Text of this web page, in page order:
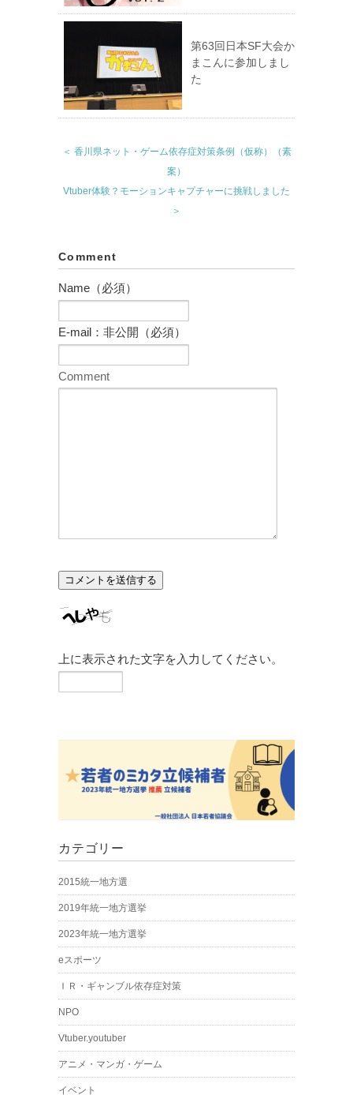
第63回日本SF大会か
まこんに参加しまし
た
＜ 香川県ネット・ゲーム依存症対策条例（仮称）（素
案）
Vtuber体験？モーションキャプチャーに挑戦しました
＞
Comment
Name（必須）
E-mail：非公開（必須）
Comment
上に表示された文字を入力してください。
カテゴリー
2015統一地方選
2019年統一地方選挙
2023年統一地方選挙
eスポーツ
ＩＲ・ギャンブル依存症対策
NPO
Vtuber.youtuber
アニメ・マンガ・ゲーム
イベント